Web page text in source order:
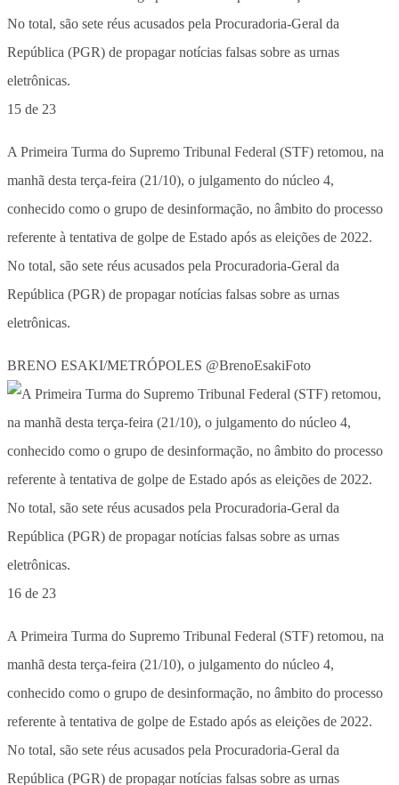
15 de 23
A Primeira Turma do Supremo Tribunal Federal (STF) retomou, na
manhã desta terça-feira (21/10), o julgamento do núcleo 4,
conhecido como o grupo de desinformação, no âmbito do processo
referente à tentativa de golpe de Estado após as eleições de 2022.
No total, são sete réus acusados pela Procuradoria-Geral da
República (PGR) de propagar notícias falsas sobre as urnas
eletrônicas.
BRENO ESAKI/METRÓPOLES @BrenoEsakiFoto
16 de 23
A Primeira Turma do Supremo Tribunal Federal (STF) retomou, na
manhã desta terça-feira (21/10), o julgamento do núcleo 4,
conhecido como o grupo de desinformação, no âmbito do processo
referente à tentativa de golpe de Estado após as eleições de 2022.
No total, são sete réus acusados pela Procuradoria-Geral da
República (PGR) de propagar notícias falsas sobre as urnas